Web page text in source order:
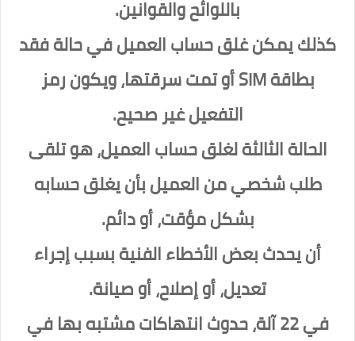
باللوائح والقوانين.
كذلك يمكن غلق حساب العميل في حالة فقد
بطاقة SIM أو تمت سرقتها، ويكون رمز
التفعيل غير صحيح.
الحالة الثالثة لغلق حساب العميل، هو تلقى
طلب شخصي من العميل بأن يغلق حسابه
بشكل مؤقت، أو دائم.
أن يحدث بعض الأخطاء الفنية بسبب إجراء
تعديل، أو إصلاح، أو صيانة.
في 22 آلة، حدوث انتهاكات مشتبه بها في